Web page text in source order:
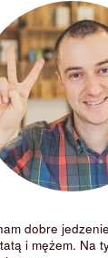
dobre
i mężem. Na